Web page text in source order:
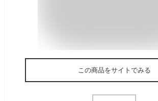
この商品をサイトでみる